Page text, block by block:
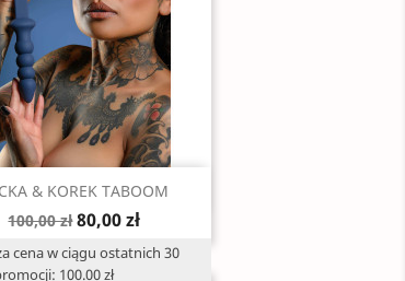
Szybki podgląd
& KOREK TABOOM
100,00 zł 80,00 zł
cena w ciągu ostatnich 30
100.00 zł